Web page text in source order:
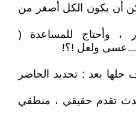
أن يكون الكل أصغر من
، وأحتاج للمساعدة (
....عسى ولعل !؟!
حلها بعد : تحديد الحاضر
تقدم حقيقي ، منطقي